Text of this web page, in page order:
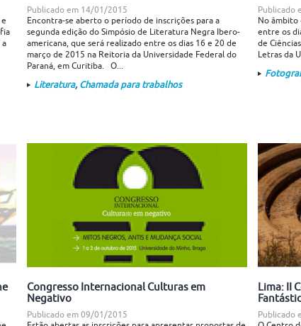
a
Publicado em 14/01/2015
Encontra-se aberto o período de inscrições para a
segunda edição do Simpósio de Literatura Negra Ibero-
americana, que será realizado entre os dias 16 e 20 de
março de 2015 na Reitoria da Universidade Federal do
Paraná, em Curitiba. O...
Literatura, Chamada para trabalhos
Publicado
No âmbito
entre os
de
Letras da
Congresso Internacional Culturas em
Negativo
Publicado em 09/01/2015
Lima: II
Publicado